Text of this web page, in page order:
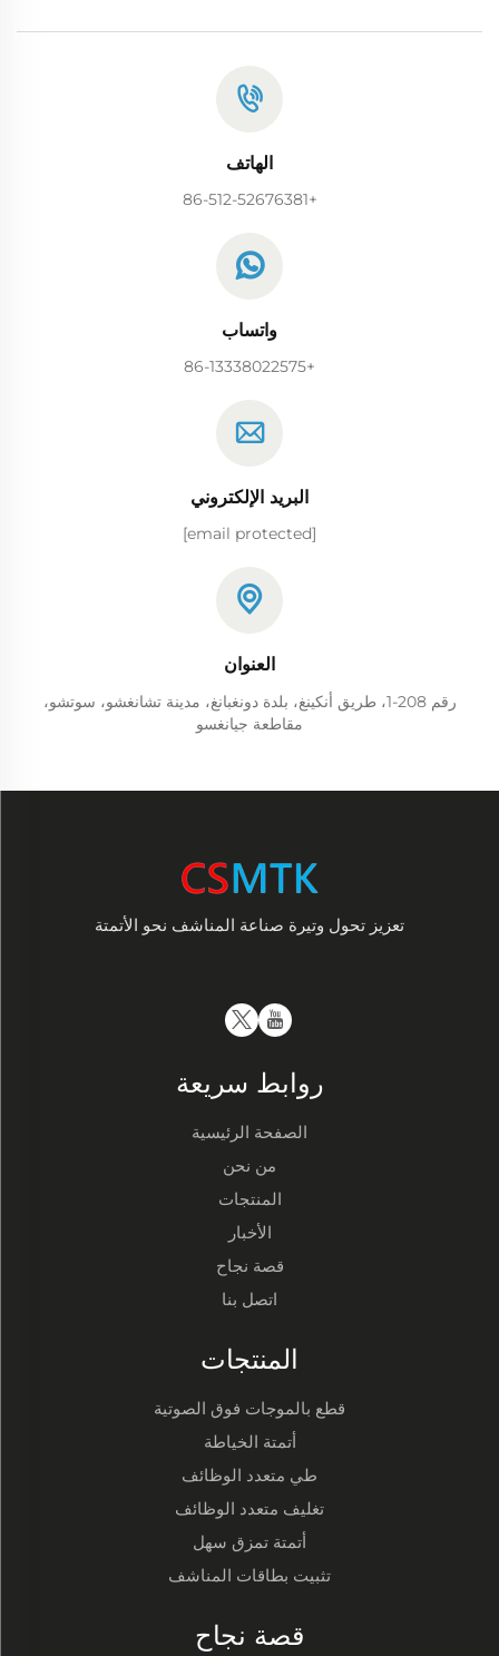
الهاتف
+86-512-52676381
واتساب
+86-13338022575
البريد الإلكتروني
[email protected]
العنوان
رقم 208-1، طريق أنكينغ، بلدة دونغبانغ، مدينة تشانغشو، سوتشو،
مقاطعة جيانغسو
تعزيز تحول وتيرة صناعة المناشف نحو الأتمتة
روابط سريعة
الصفحة الرئيسية
من نحن
المنتجات
الأخبار
قصة نجاح
اتصل بنا
المنتجات
قطع بالموجات فوق الصوتية
أتمتة الخياطة
طي متعدد الوظائف
تغليف متعدد الوظائف
أتمتة تمزق سهل
تثبيت بطاقات المناشف
قصة نجاح